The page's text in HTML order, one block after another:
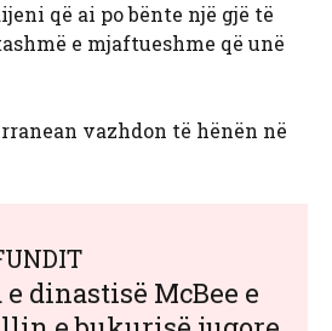
që ai po bënte një gjë të
e mjaftueshme që unë
vazhdon të hënën në
dinastisë McBee e